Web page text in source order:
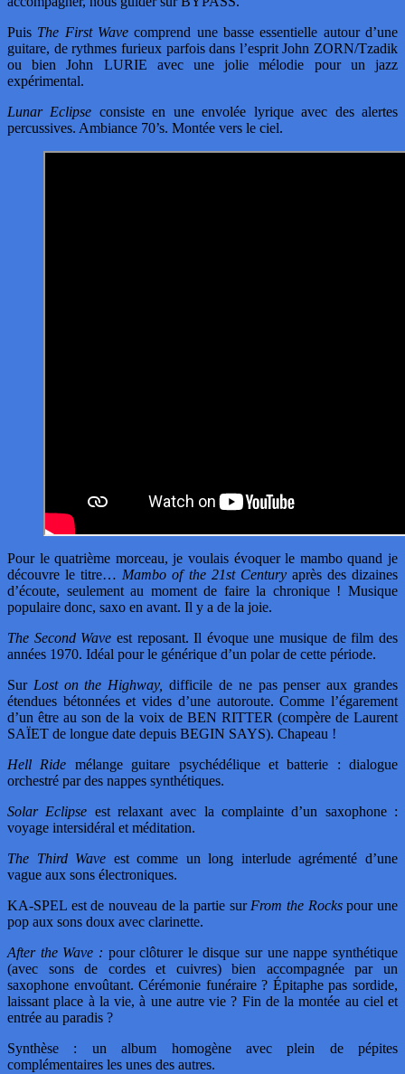
Puis The First Wave comprend une basse essentielle autour d’une
guitare, de rythmes furieux parfois dans l’esprit John ZORN/Tzadik
ou bien John LURIE avec une jolie mélodie pour un jazz
expérimental.
Lunar Eclipse consiste en une envolée lyrique avec des alertes
percussives. Ambiance 70’s. Montée vers le ciel.
Pour le quatrième morceau, je voulais évoquer le mambo quand je
découvre le titre… Mambo of the 21st Centuryaprès des dizaines
d’écoute, seulement au moment de faire la chronique ! Musique
populaire donc, saxo en avant. Il y a de la joie.
The Second Wave est reposant. Il évoque une musique de film des
années 1970. Idéal pour le générique d’un polar de cette période.
Sur Lost on the Highway, difficile de ne pas penser aux grandes
étendues bétonnées et vides d’une autoroute. Comme l’égarement
d’un être au son de la voix de BEN RITTER (compère de Laurent
SAÏET de longue date depuis BEGIN SAYS). Chapeau !
Hell Ride mélange guitare psychédélique et batterie : dialogue
orchestré par des nappes synthétiques.
Solar Eclipse est relaxant avec la complainte d’un saxophone :
voyage intersidéral et méditation.
The Third Wave est comme un long interlude agrémenté d’une
vague aux sons électroniques.
KA-SPEL est de nouveau de la partie sur From the Rockspour une
pop aux sons doux avec clarinette.
After the Wave : pour clôturer le disque sur une nappe synthétique
(avec sons de cordes et cuivres) bien accompagnée par un
saxophone envoûtant. Cérémonie funéraire ? Épitaphe pas sordide,
laissant place à la vie, à une autre vie ? Fin de la montée au ciel et
entrée au paradis ?
Synthèse : un album homogène avec plein de pépites
complémentaires les unes des autres.